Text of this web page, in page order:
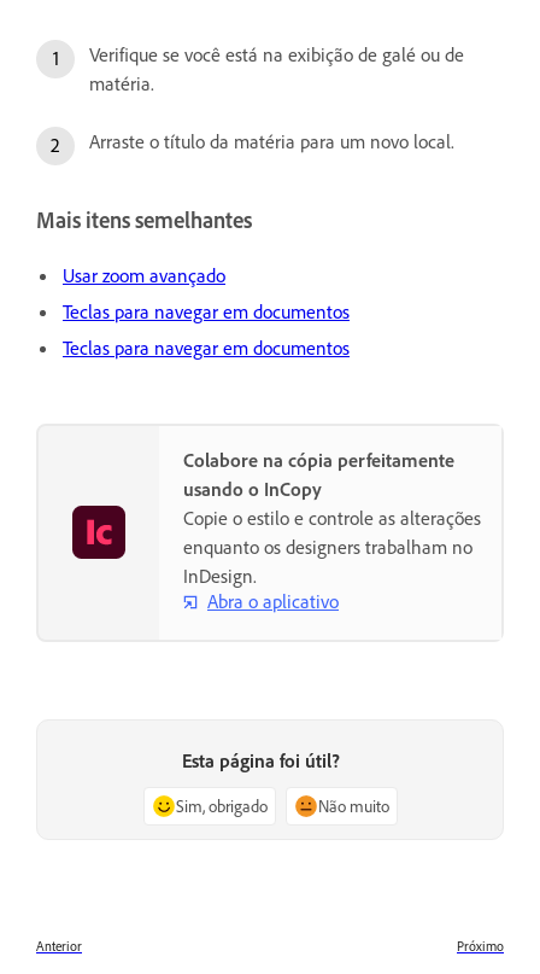
Verifique se você está na exibição de galé ou de
matéria.
Arraste o título da matéria para um novo local.
Mais itens semelhantes
Usar zoom avançado
Teclas para navegar em documentos
Teclas para navegar em documentos
Colabore na cópia perfeitamente
usando o InCopy
Copie o estilo e controle as alterações
enquanto os designers trabalham no
InDesign.
Abra o aplicativo
Esta página foi útil?
Sim, obrigado Não muito
Anterior Próximo